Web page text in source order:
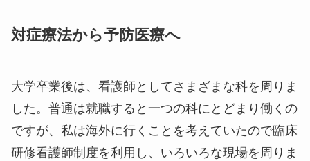
対症療法から予防医療へ
大学卒業後は、看護師としてさまざまな科を周りま
した。普通は就職すると一つの科にとどまり働くの
ですが、私は海外に行くことを考えていたので臨床
研修看護師制度を利用し、いろいろな現場を周りま